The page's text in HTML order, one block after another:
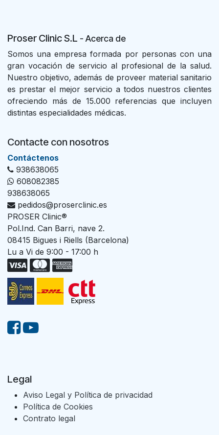
Proser Clinic S.L - Acerca de
Somos una empresa formada por personas con una
gran vocación de servicio al profesional de la salud.
Nuestro objetivo, además de proveer material sanitario
es prestar el mejor servicio a todos nuestros clientes
ofreciendo más de 15.000 referencias que incluyen
distintas especialidades médicas.
Contacte con nosotros
Con​tác​tenos
938638065
608082385
938638065
pedidos@proserclinic.es
PROSER Clinic®
Pol.Ind. Can Barri, nave 2.
08415 Bigues i Riells (Barcelona)
Lu a Vi de 9:00 - 17:00 h
Legal
Aviso Legal y Política de privacidad
Política de Cookies
Contrato legal